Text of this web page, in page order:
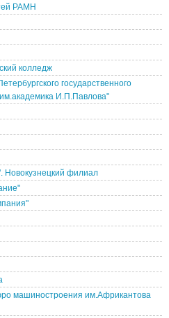
РАМН
колледж
государственного
И.П.Павлова"
Новокузнецкий филиал
машиностроения им.Африкантова